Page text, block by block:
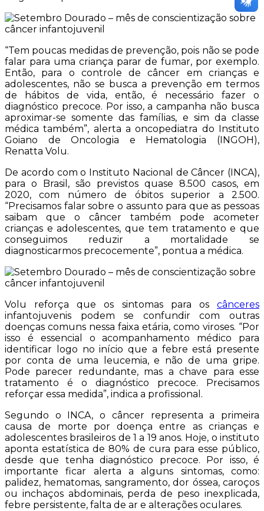
“Tem poucas medidas de prevenção, pois não se pode
falar para uma criança parar de fumar, por exemplo.
Então, para o controle de câncer em crianças e
adolescentes, não se busca a prevenção em termos
de hábitos de vida, então, é necessário fazer o
diagnóstico precoce. Por isso, a campanha não busca
aproximar-se somente das famílias, e sim da classe
médica também”, alerta a oncopediatra do Instituto
Goiano de Oncologia e Hematologia (INGOH),
Renatta Volu.
De acordo com o Instituto Nacional de Câncer (INCA),
para o Brasil, são previstos quase 8.500 casos, em
2020, com número de óbitos superior a 2.500.
“Precisamos falar sobre o assunto para que as pessoas
saibam que o câncer também pode acometer
crianças e adolescentes, que tem tratamento e que
conseguimos reduzir a mortalidade se
diagnosticarmos precocemente”, pontua a médica.
Volu reforça que os sintomas para os cânceres
infantojuvenis podem se confundir com outras
doenças comuns nessa faixa etária, como viroses. “Por
isso é essencial o acompanhamento médico para
identificar logo no início que a febre está presente
por conta de uma leucemia, e não de uma gripe.
Pode parecer redundante, mas a chave para esse
tratamento é o diagnóstico precoce. Precisamos
reforçar essa medida”, indica a profissional.
Segundo o INCA, o câncer representa a primeira
causa de morte por doença entre as crianças e
adolescentes brasileiros de 1 a 19 anos. Hoje, o instituto
aponta estatística de 80% de cura para esse público,
desde que tenha diagnóstico precoce. Por isso, é
importante ficar alerta a alguns sintomas, como:
palidez, hematomas, sangramento, dor óssea, caroços
ou inchaços abdominais, perda de peso inexplicada,
febre persistente, falta de ar e alterações oculares.